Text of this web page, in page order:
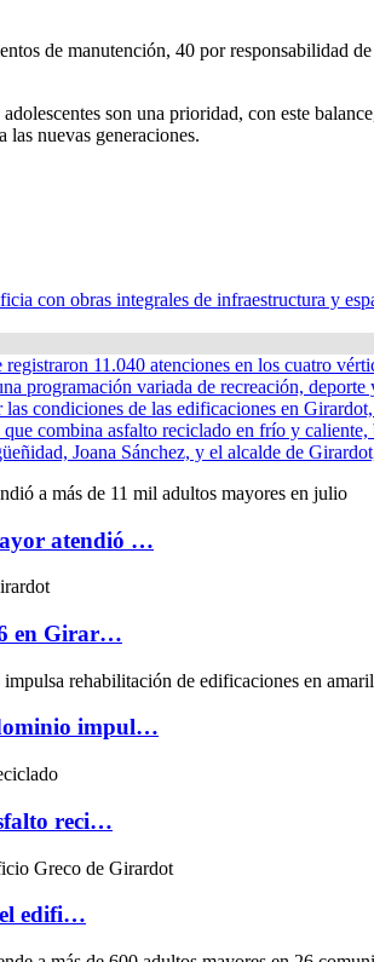
de manutención, 40 por responsabilidad
son una prioridad, con este
nuevas generaciones.
con obras integrales de infraestructura y
registraron 11.040 atenciones en los cuatro
programación variada de recreación, deporte
las condiciones de las edificaciones en
combina asfalto reciclado en frío y caliente,
Joana Sánchez, y el alcalde de
atendió …
en Girar…
impul…
reci…
el edifi…